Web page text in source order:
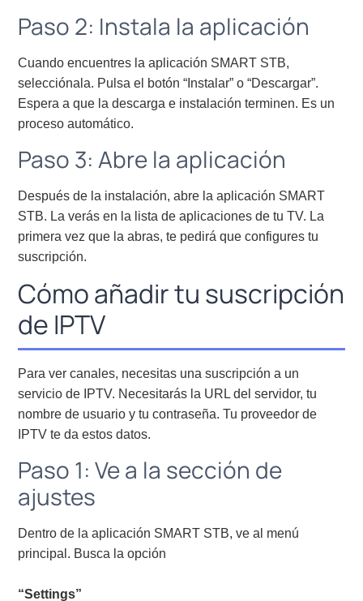
Paso 2: Instala la aplicación
Cuando encuentres la aplicación SMART STB,
selecciónala. Pulsa el botón “Instalar” o “Descargar”.
Espera a que la descarga e instalación terminen. Es un
proceso automático.
Paso 3: Abre la aplicación
Después de la instalación, abre la aplicación SMART
STB. La verás en la lista de aplicaciones de tu TV. La
primera vez que la abras, te pedirá que configures tu
suscripción.
Cómo añadir tu suscripción
de IPTV
Para ver canales, necesitas una suscripción a un
servicio de IPTV. Necesitarás la URL del servidor, tu
nombre de usuario y tu contraseña. Tu proveedor de
IPTV te da estos datos.
Paso 1: Ve a la sección de
ajustes
Dentro de la aplicación SMART STB, ve al menú
principal. Busca la opción
“Settings”